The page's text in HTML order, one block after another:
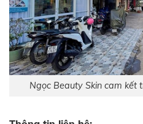
Ngọc Beauty Skin cam kết